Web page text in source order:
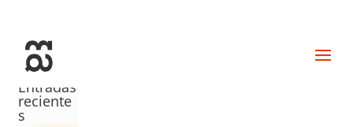
Entradas
reciente
s